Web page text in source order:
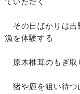
ていただく
「農家の
その日ばかりは吉
漁を体験する
「川漁師
原木椎茸のもぎ取
「椎茸
猪や鹿を狙い待つ